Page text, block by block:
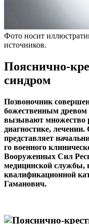
Фото носит
источников.
Пояснично-
синдром
Позвоночник
божественным древом
вызывают множество
диагностике,
представляет
го военного
Вооруженных Сил
медицинской службы,
квалификационной
Гаманович.